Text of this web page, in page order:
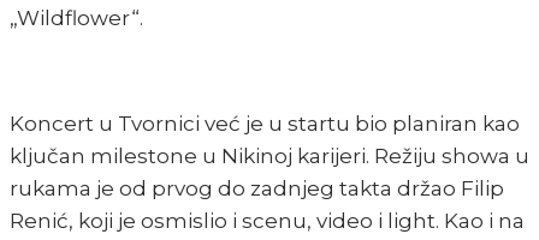
„Wildflower“.
Koncert u Tvornici već je u startu bio planiran kao
ključan milestone u Nikinoj karijeri. Režiju showa u
rukama je od prvog do zadnjeg takta držao Filip
Renić, koji je osmislio i scenu, video i light. Kao i na